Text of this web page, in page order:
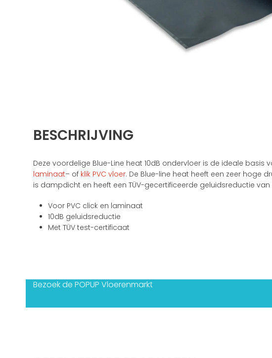
BESCHRIJVING
Deze voordelige Blue-Line heat 10dB ondervloer is de ideale basis
laminaat– of klik PVC vloer. De Blue-line heat heeft een zeer hoge
is dampdicht en heeft een TÜV-gecertificeerde geluidsreductie van
Voor PVC click en laminaat
10dB geluidsreductie
Met TÜV test-certificaat
Bezoek de POPUP Vloerenmarkt